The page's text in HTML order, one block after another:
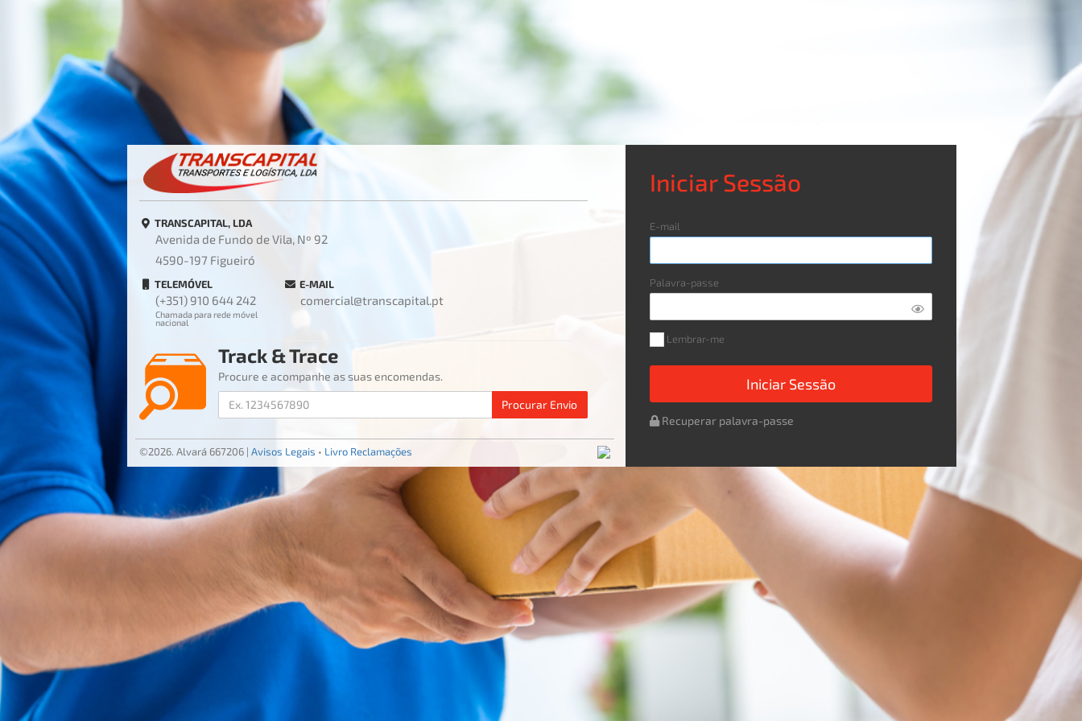
TRANSCAPITAL, LDA
Avenida de Fundo de Vila, Nº 92
4590-197 Figueiró
TELEMÓVEL
(+351) 910 644 242
Chamada para rede móvel
nacional
E-MAIL
comercial@transcapital.pt
Track & Trace
Procure e acompanhe as suas encomendas.
Procurar Envio
Iniciar Sessão
E-mail
Palavra-passe
Lembrar-me
Iniciar Sessão
Recuperar palavra-passe
©2026. Alvará 667206| Avisos Legais • Livro Reclamações